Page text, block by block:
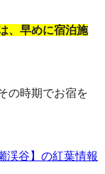
、早めに宿泊施
の時期でお宿を
渓谷】の紅葉情報